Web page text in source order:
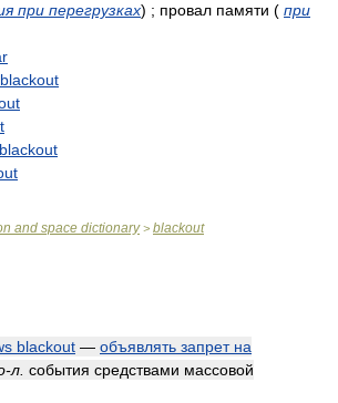
при перегрузках) ; провал памяти ( при
and space dictionary> blackout
blackout — объявлять запрет на
л. события средствами массовой